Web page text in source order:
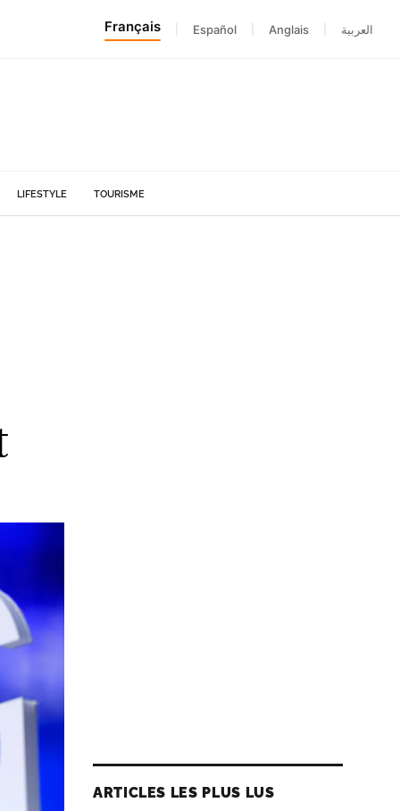
Français Español Anglais العربية
LIFESTYLE TOURISME
ARTICLES LES PLUS LUS